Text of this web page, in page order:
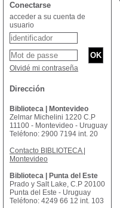
Conectarse
acceder a su cuenta de
usuario
Olvidé mi contraseña
Dirección
Biblioteca | Montevideo
Zelmar Michelini 1220 C.P
11100 - Montevideo - Uruguay
Teléfono: 2900 7194 int. 20
Contacto BIBLIOTECA |
Montevideo
Biblioteca | Punta del Este
Prado y Salt Lake, C.P 20100
Punta del Este - Uruguay
Teléfono: 4249 66 12 int. 103